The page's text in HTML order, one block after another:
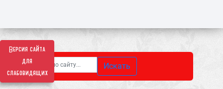
Версия сайта
для
слабовидящих
Искать